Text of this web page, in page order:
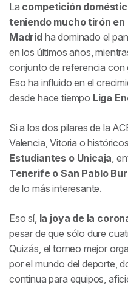
La competición
teniendo mucho tirón en
Madridha dominado el
en los últimos años,
conjunto de referencia
Eso ha influido en el
desde hace tiempo Liga
Si a los dos pilares de la
Valencia, Vitoria o
Estudiantes o Unicaja,
Tenerife o San Pablo
de lo más interesante.
Eso sí, la joya de la
pesar de que sólo dure
Quizás, el torneo mejor
por el mundo del deporte,
continua para equipos,